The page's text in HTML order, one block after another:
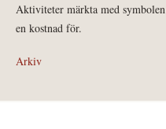
Aktiviteter märkta med symbolen
en kostnad för.
Arkiv